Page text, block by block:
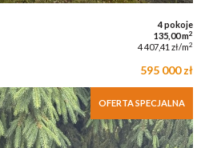
4 pokoje
135,00 m2
4 407,41 zł/m2
595 000 zł
OFERTA SPECJALNA